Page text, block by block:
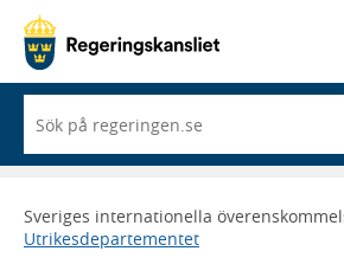
du
börjar
skriva
framträder
en
Sveriges internationella
Utrikesdepartementet